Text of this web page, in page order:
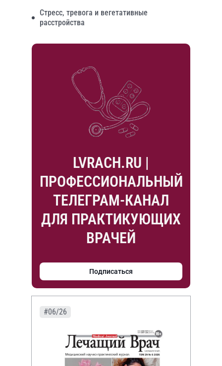
Стресс, тревога и вегетативные
расстройства
LVRACH.RU |
ПРОФЕССИОНАЛЬНЫЙ
ТЕЛЕГРАМ-КАНАЛ
ДЛЯ ПРАКТИКУЮЩИХ
ВРАЧЕЙ
Подписаться
#06/26